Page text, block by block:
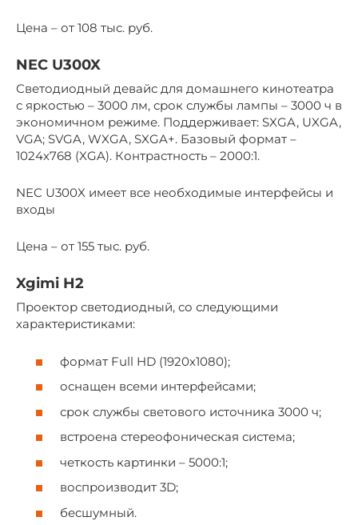
Цена – от 108 тыс. руб.
NEC U300X
Светодиодный девайс для домашнего кинотеатра
с яркостью – 3000 лм, срок службы лампы – 3000 ч в
экономичном режиме. Поддерживает: SXGA, UXGA,
VGA; SVGA, WXGA, SXGA+. Базовый формат –
1024х768 (XGA). Контрастность – 2000:1.
NEC U300X имеет все необходимые интерфейсы и
входы
Цена – от 155 тыс. руб.
Xgimi H2
Проектор светодиодный, со следующими
характеристиками:
формат Full HD (1920х1080);
оснащен всеми интерфейсами;
срок службы светового источника 3000 ч;
встроена стереофоническая система;
четкость картинки – 5000:1;
воспроизводит 3D;
бесшумный.